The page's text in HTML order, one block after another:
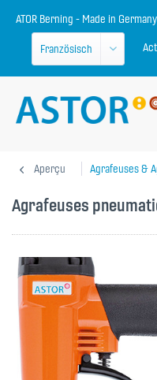
ATOR Berning - Made in
Aperçu Agrafeuses &
Agrafeuses